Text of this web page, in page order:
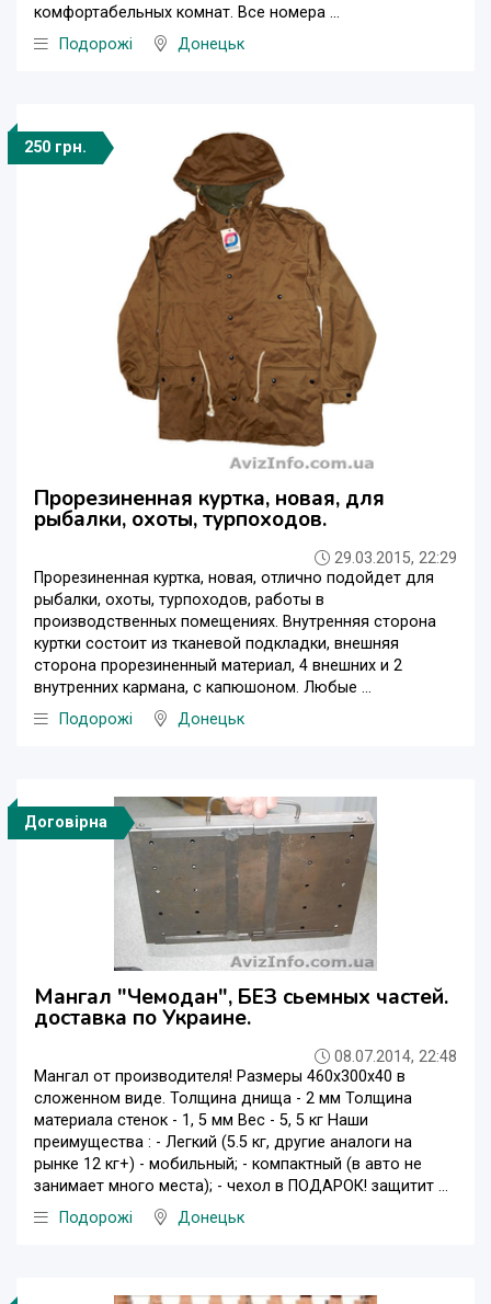
комфортабельных комнат. Все номера ...
Подорожі
Донецьк
250 грн.
Прорезиненная куртка, новая, для
рыбалки, охоты, турпоходов.
29.03.2015, 22:29
Прорезиненная куртка, новая, отлично подойдет для
рыбалки, охоты, турпоходов, работы в
производственных помещениях. Внутренняя сторона
куртки состоит из тканевой подкладки, внешняя
сторона прорезиненный материал, 4 внешних и 2
внутренних кармана, с капюшоном. Любые ...
Подорожі
Донецьк
Договірна
Мангал "Чемодан", БЕЗ сьемных частей.
доставка по Украине.
08.07.2014, 22:48
Мангал от производителя! Размеры 460х300х40 в
сложенном виде. Толщина днища - 2 мм Толщина
материала стенок - 1, 5 мм Вес - 5, 5 кг Наши
преимущества : - Легкий (5.5 кг, другие аналоги на
рынке 12 кг+) - мобильный; - компактный (в авто не
занимает много места); - чехол в ПОДАРОК! защитит ...
Подорожі
Донецьк